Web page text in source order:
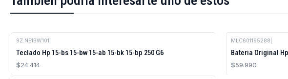
9Z.NE1BW.101
Teclado Hp 15-bs 15-bw 15-ab 15-bk 15-bp 250 G6
$24.414
MLC601195288
Bateria Original
$59.990